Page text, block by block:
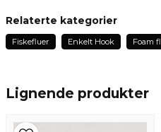
Lignende produkter
Spør oss om noe om
Navn
Relaterte kategorier
Fiskefluer Enkelt Hook Foam